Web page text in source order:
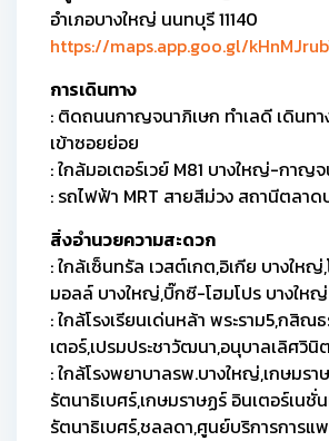
อำเภอบางใหญ่ นนทบุรี 11140
https://maps.app.goo.gl/
การเดินทาง
: ติดถนนกาญจนาภิเษก ทำเลดี เดินทา
เข้าซอยย่อย
: ใกล้มอเตอร์เวย์ M81 บางใหญ่-กาญ
: รถไฟฟ้า MRT สายสีม่วง สถานีตลา
สิ่งอำนวยความสะดวก
: ใกล้เซ็นทรัล เวสต์เกต,อิเกีย บางให
มอลล์ บางใหญ่,บิ๊กซี-โฮมโปร บางใหญ่
: ใกล้โรงเรียนเด่นหล้า พระราม5,กสิณ
เตอร์,เปรมประชาวัฒนา,อนุบาลเลิศวินิต
: ใกล้โรงพยาบาลรพ.บางใหญ่,เกษมรา
รัตนาธิเบศร์,เกษมราษฏร์ อินเตอร์เนชั่
รัตนาธิเบศร์,ชลลดา,ศูนย์บริการการ